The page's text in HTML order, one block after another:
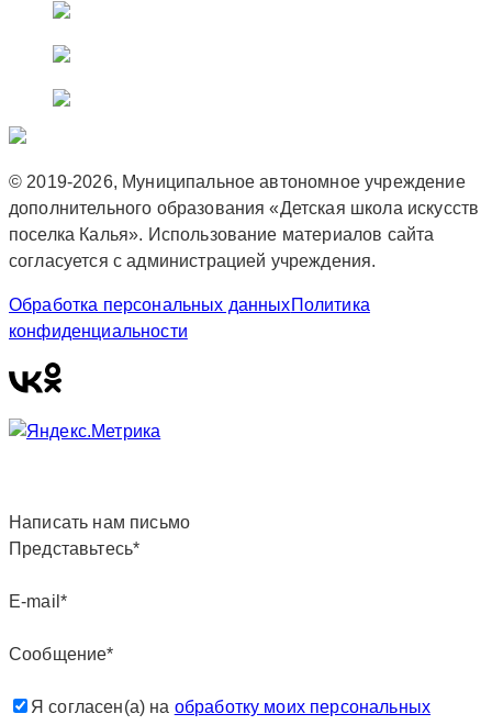
© 2019-2026, Муниципальное автономное учреждение
дополнительного образования «Детская школа искусств
поселка Калья». Использование материалов сайта
согласуется с администрацией учреждения.
Обработка персональных данныхПолитика
конфиденциальности
Написать нам письмо
Представьтесь*
E-mail*
Сообщение*
Я согласен(а) на обработку моих персональных